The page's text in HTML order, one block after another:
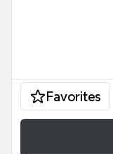
Favorites